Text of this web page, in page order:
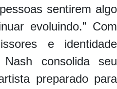
sentirem algo
evoluindo.” Com
e identidade
consolida seu
preparado para